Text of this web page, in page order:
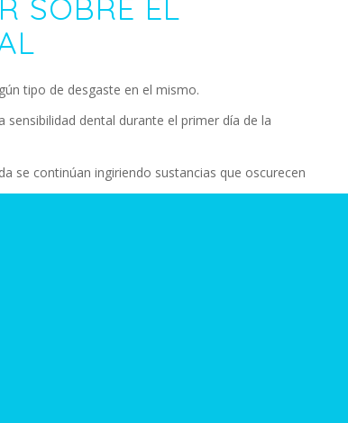
tipo de desgaste en el mismo.
dental durante el primer día de la
se continúan ingiriendo sustancias que oscurecen